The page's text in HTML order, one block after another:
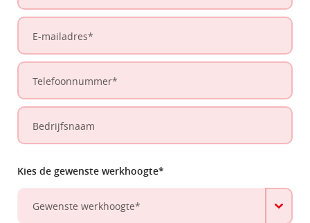
Kies de gewenste werkhoogte*